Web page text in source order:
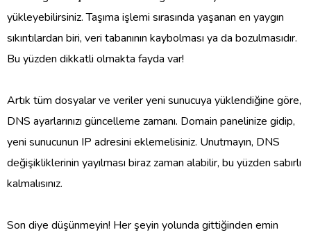
yükleyebilirsiniz. Taşıma işlemi sırasında yaşanan en yaygın
sıkıntılardan biri, veri tabanının kaybolması ya da bozulmasıdır.
Bu yüzden dikkatli olmakta fayda var!
Artık tüm dosyalar ve veriler yeni sunucuya yüklendiğine göre,
DNS ayarlarınızı güncelleme zamanı. Domain panelinize gidip,
yeni sunucunun IP adresini eklemelisiniz. Unutmayın, DNS
değişikliklerinin yayılması biraz zaman alabilir, bu yüzden sabırlı
kalmalısınız.
Son diye düşünmeyin! Her şeyin yolunda gittiğinden emin